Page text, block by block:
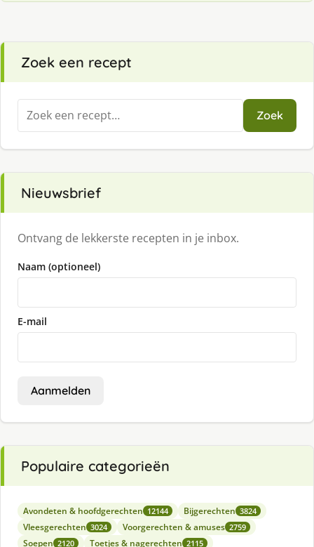
Zoek een recept
Zoeken
naar:
Zoek
Nieuwsbrief
Ontvang de lekkerste recepten in je inbox.
Naam (optioneel)
E-mail
Aanmelden
Populaire categorieën
Avondeten & hoofdgerechten 12144 Bijgerechten 3824
Vleesgerechten 3024 Voorgerechten & amuses 2759
Soepen 2120 Toetjes & nagerechten 2115